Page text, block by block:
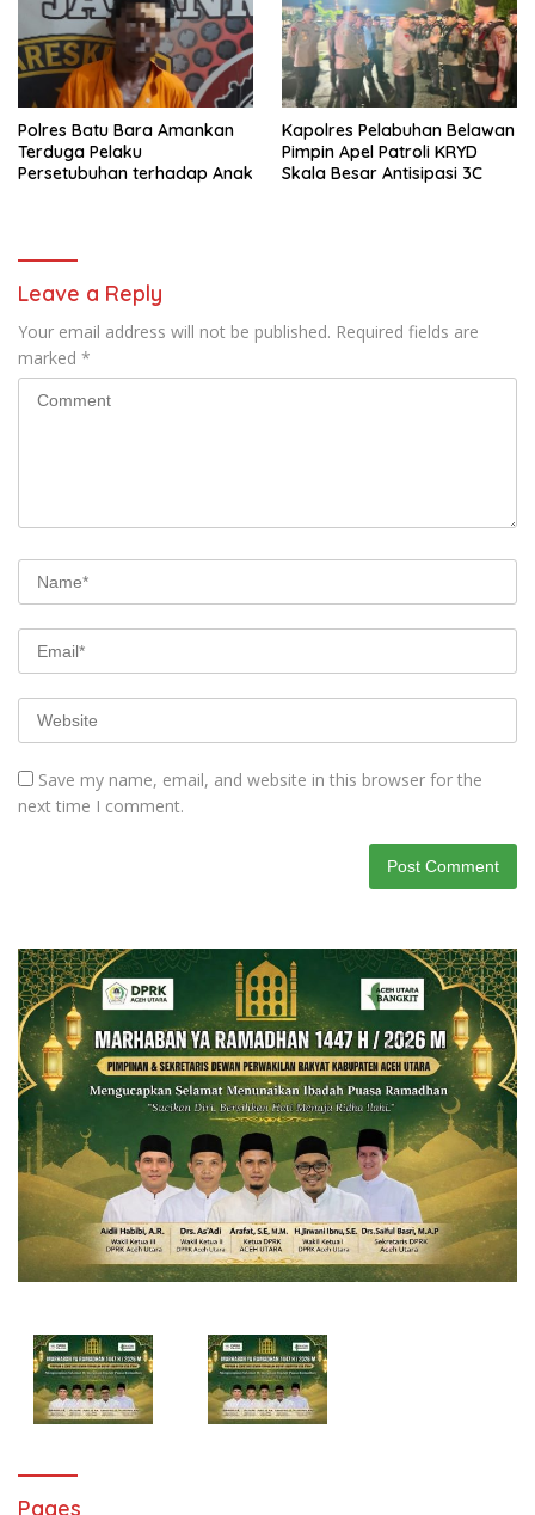
Polres Batu Bara Amankan
Terduga Pelaku
Persetubuhan terhadap Anak
Kapolres Pelabuhan Belawan
Pimpin Apel Patroli KRYD
Skala Besar Antisipasi 3C
Leave a Reply
Your email address will not be published. Required fields are
marked *
Save my name, email, and website in this browser for the
next time I comment.
Pages